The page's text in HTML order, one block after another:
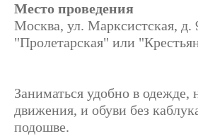
Место проведения
Москва, ул. Марксистская, д.
"Пролетарская" или
Заниматься удобно в одежде,
движения, и обуви без
подошве.